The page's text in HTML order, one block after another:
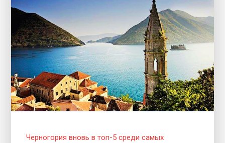
Черногория вновь в топ-5 среди самых